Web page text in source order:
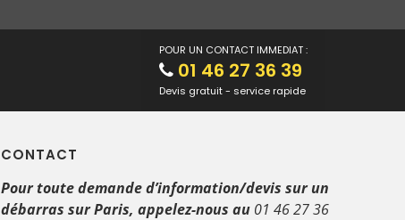
POUR UN CONTACT IMMEDIAT :
01 46 27 36 39
Devis gratuit - service rapide
CONTACT
Pour toute demande d’information/devis sur un
débarras sur Paris, appelez-nous au 01 46 27 36